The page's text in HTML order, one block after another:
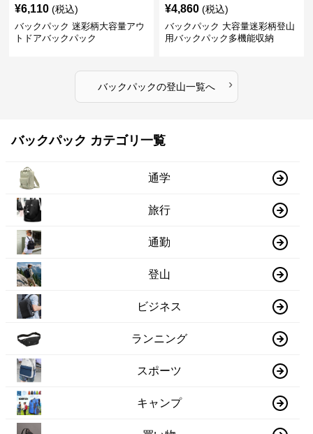
¥6,110 (税込)
バックパック 迷彩柄大容量アウ
トドアバックパック
¥4,860 (税込)
バックパック 大容量迷彩柄登山
用バックパック多機能収納
バックパックの登山一覧へ ›
バックパック カテゴリ一覧
通学
旅行
通勤
登山
ビジネス
ランニング
スポーツ
キャンプ